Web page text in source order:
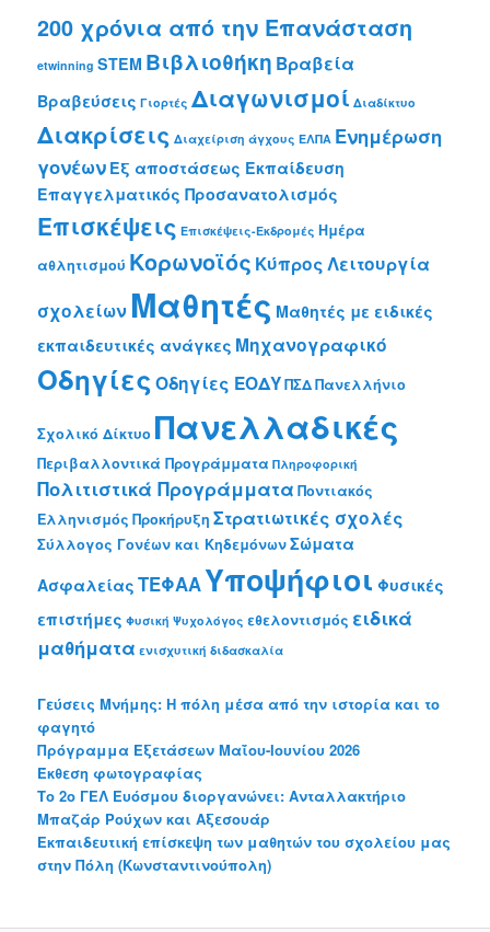
r
c
h
200 χρόνια από την Επανάσταση
etwinning STEM Βιβλιοθήκη Βραβεία
Βραβεύσεις Γιορτές Διαγωνισμοί Διαδίκτυο
Διακρίσεις Διαχείριση άγχους ΕΛΠΑ Ενημέρωση
γονέων Εξ αποστάσεως Εκπαίδευση
Επαγγελματικός Προσανατολισμός
Επισκέψεις Επισκέψεις-Εκδρομές Ημέρα
αθλητισμού Κορωνοϊός ΚύπροςΛειτουργία
σχολείων Μαθητές Μαθητές με ειδικές
εκπαιδευτικές ανάγκες Μηχανογραφικό
Οδηγίες Οδηγίες ΕΟΔΥΠΣΔΠανελλήνιο
Σχολικό Δίκτυο Πανελλαδικές
Περιβαλλοντικά Προγράμματα Πληροφορική
Πολιτιστικά Προγράμματα Ποντιακός
Ελληνισμός Προκήρυξη Στρατιωτικές σχολές
Σύλλογος Γονέων και ΚηδεμόνωνΣώματα
Ασφαλείας ΤΕΦΑΑΥποψήφιοι Φυσικές
επιστήμες Φυσική Ψυχολόγος εθελοντισμός ειδικά
μαθήματα ενισχυτική διδασκαλία
Γεύσεις Μνήμης: Η πόλη μέσα από την ιστορία και το
φαγητό
Πρόγραμμα Εξετάσεων Μαΐου-Ιουνίου 2026
Έκθεση φωτογραφίας
Το 2o ΓΕΛ Ευόσμου διοργανώνει: Ανταλλακτήριο
Μπαζάρ Ρούχων και Αξεσουάρ
Εκπαιδευτική επίσκεψη των μαθητών του σχολείου μας
στην Πόλη (Κωνσταντινούπολη)